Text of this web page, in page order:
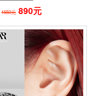
1550元 890元